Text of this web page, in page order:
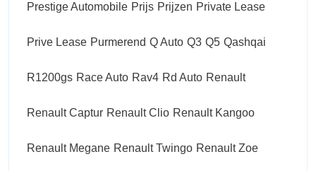
Prestige Automobile Prijs Prijzen Private Lease
Prive Lease Purmerend Q Auto Q3 Q5 Qashqai
R1200gs Race Auto Rav4 Rd Auto Renault
Renault Captur Renault Clio Renault Kangoo
Renault Megane Renault Twingo Renault Zoe